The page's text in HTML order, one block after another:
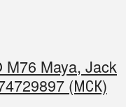
M76 Maya, Jack
(МСК)